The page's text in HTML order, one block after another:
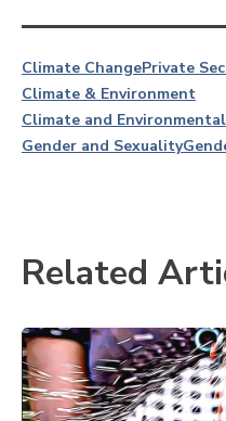
Climate ChangePrivate
Climate & Environment
Climate and
Gender and Sexuality
Related